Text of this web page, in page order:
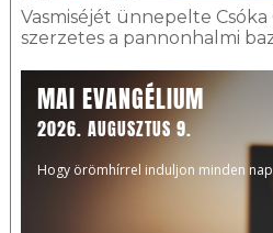
Vasmiséjét ünnepelte Csóka
szerzetes a pannonhalmi
MAI EVANGÉLIUM
2026. AUGUSZTUS 9.
Hogy örömhírrel induljon minden